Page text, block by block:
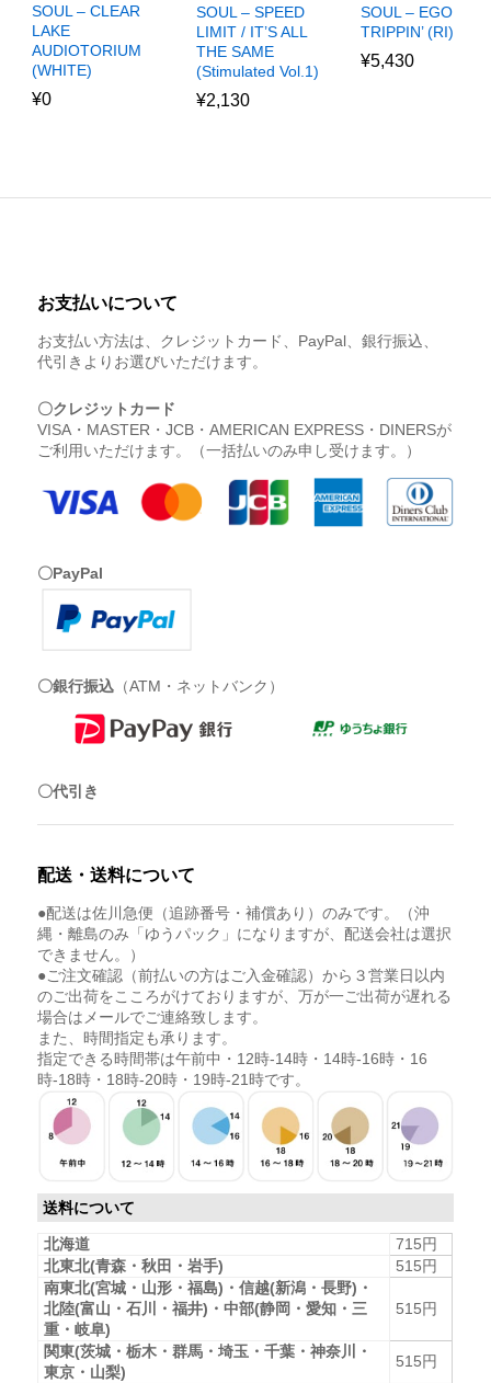
SOUL – CLEAR
LAKE
AUDIOTORIUM
(WHITE)
¥0
SOUL – SPEED
LIMIT / IT’S ALL
THE SAME
(Stimulated Vol.1)
¥2,130
SOUL – EGO
TRIPPIN’ (RI)
¥5,430
お支払いについて
お支払い方法は、クレジットカード、PayPal、銀行振込、
代引きよりお選びいただけます。
〇クレジットカード
VISA・MASTER・JCB・AMERICAN EXPRESS・DINERSが
ご利用いただけます。（一括払いのみ申し受けます。）
〇PayPal
〇銀行振込 （ATM・ネットバンク）
〇代引き
配送・送料について
●配送は佐川急便（追跡番号・補償あり）のみです。（沖
縄・離島のみ「ゆうパック」になりますが、配送会社は選択
できません。）
●ご注文確認（前払いの方はご入金確認）から３営業日以内
のご出荷をこころがけておりますが、万が一ご出荷が遅れる
場合はメールでご連絡致します。
また、時間指定も承ります。
指定できる時間帯は午前中・12時-14時・14時-16時・16
時-18時・18時-20時・19時-21時です。
送料について
北海道
715円
北東北(青森・秋田・岩手)
515円
南東北(宮城・山形・福島)・信越(新潟・長野)・
北陸(富山・石川・福井)・中部(静岡・愛知・三
重・岐阜)
515円
関東(茨城・栃木・群馬・埼玉・千葉・神奈川・
東京・山梨)
515円